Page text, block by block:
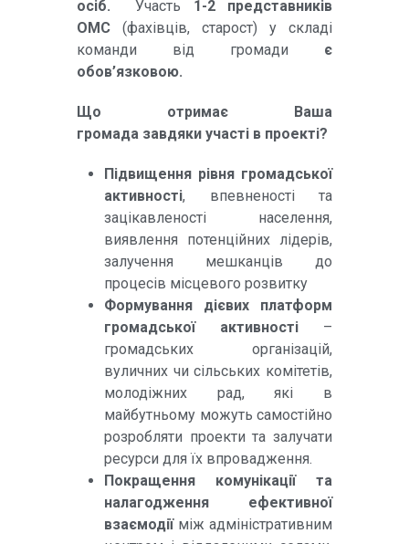
осіб. Участь 1-2 представників
ОМС (фахівців, старост) у складі
команди від громади є
обов’язковою.
Що отримає Ваша
громада завдяки участі в проекті?
Підвищення рівня громадської
активності, впевненості та
зацікавленості населення,
виявлення потенційних лідерів,
залучення мешканців до
процесів місцевого розвитку
Формування дієвих платформ
громадської активності –
громадських організацій,
вуличних чи сільських комітетів,
молодіжних рад, які в
майбутньому можуть самостійно
розробляти проекти та залучати
ресурси для їх впровадження.
Покращення комунікації та
налагодження ефективної
взаємодіїміж адміністративним